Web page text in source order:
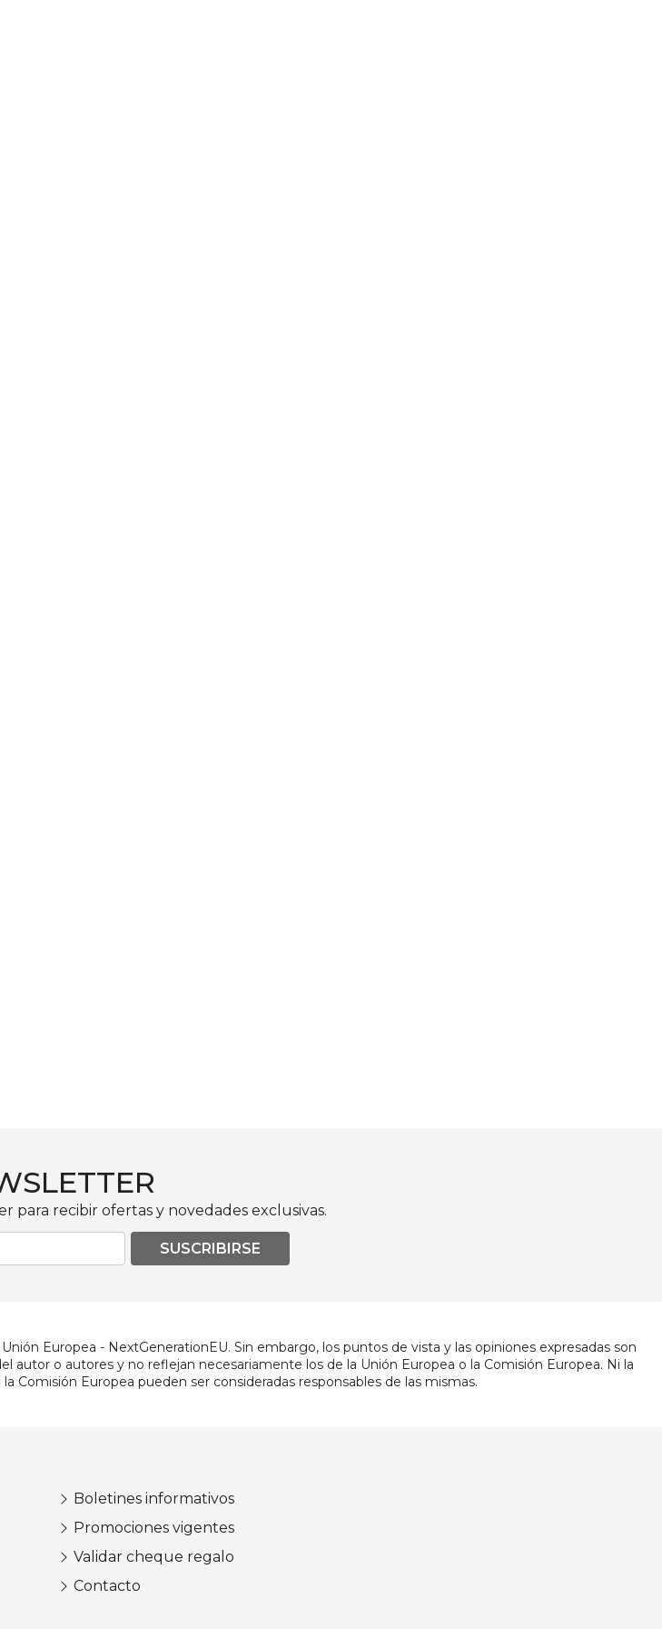
para recibir ofertas y novedades exclusivas.
SUSCRIBIRSE
Europea - NextGenerationEU. Sin embargo, los puntos de vista y las opiniones expresadas son
autor o autores y no reflejan necesariamente los de la Unión Europea o la Comisión Europea. Ni la
Comisión Europea pueden ser consideradas responsables de las mismas.
Boletines informativos
Promociones vigentes
Validar cheque regalo
Contacto